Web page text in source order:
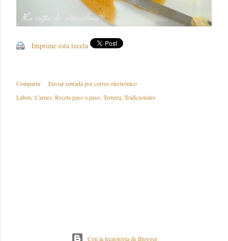
Imprime esta receta
Compartir
Enviar entrada por correo electrónico
Labels:Carnes Receta paso a paso Ternera Tradicionales
Con la tecnología de Blogger